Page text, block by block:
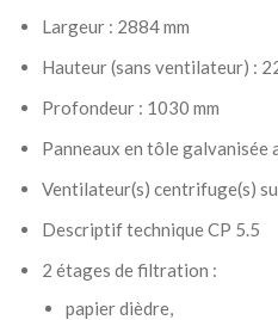
Largeur : 2884 mm
Hauteur (sans ventilateur) :
Profondeur : 1030 mm
Panneaux en tôle galvanisée
Ventilateur(s) centrifuge(s)
Descriptif technique CP 5.5
2 étages de filtration :
papier dièdre,